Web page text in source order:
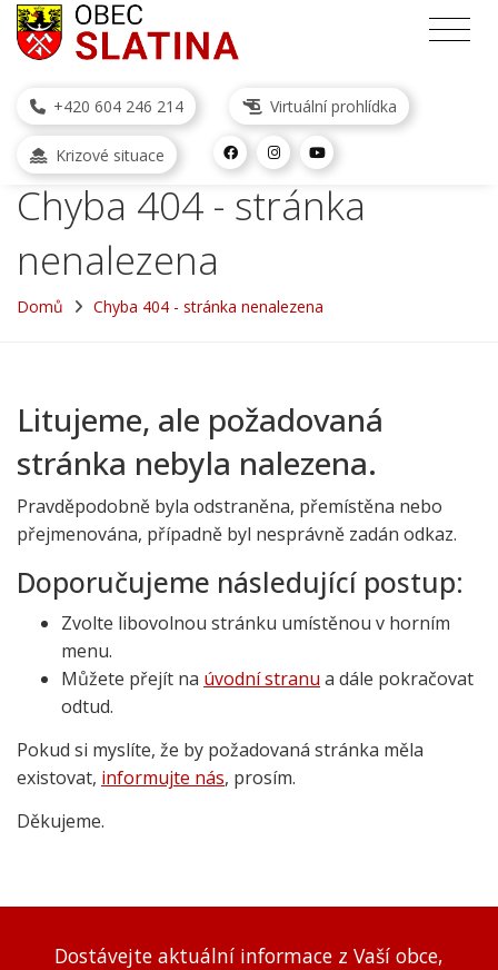
+420 604 246 214 Virtuální prohlídka
Krizové situace
Chyba 404 - stránka
nenalezena
Domů Chyba 404 - stránka nenalezena
Litujeme, ale požadovaná
stránka nebyla nalezena.
Pravděpodobně byla odstraněna, přemístěna nebo
přejmenována, případně byl nesprávně zadán odkaz.
Doporučujeme následující postup:
Zvolte libovolnou stránku umístěnou v horním
menu.
Můžete přejít na úvodní stranu a dále pokračovat
odtud.
Pokud si myslíte, že by požadovaná stránka měla
existovat, informujte nás, prosím.
Děkujeme.
Dostávejte aktuální informace z Vaší obce,